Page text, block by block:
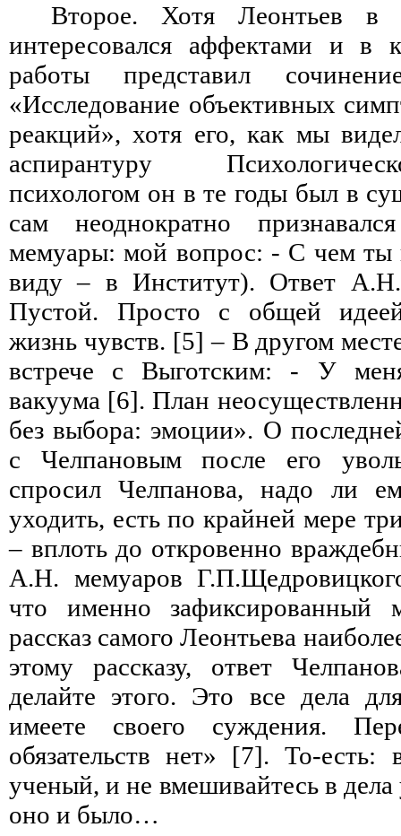
Второе. Хотя Леонтьев в
интересовался аффектами и в
работы представил
«Исследование объективных
реакций», хотя его, как мы
аспирантуру
психологом он в те годы был в
сам неоднократно
мемуары: мой вопрос: - С чем ты
виду – в Институт). Ответ
Пустой. Просто с общей
жизнь чувств. [5] – В другом
встрече с Выготским: - У
вакуума [6]. План
без выбора: эмоции». О
с Челпановым после его
спросил Челпанова, надо ли
уходить, есть по крайней мере
– вплоть до откровенно
А.Н. мемуаров
что именно
рассказ самого Леонтьева
этому рассказу, ответ
делайте этого. Это все дела
имеете своего суждения.
обязательств нет» [7]. То-
ученый, и не вмешивайтесь в
оно и было…